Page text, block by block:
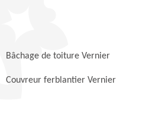
Bâchage de toiture Vernier
Couvreur ferblantier Vernier